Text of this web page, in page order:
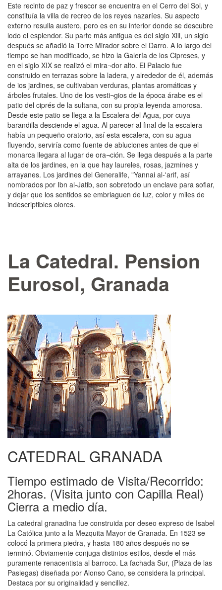
Este recinto de paz y frescor se encuentra en el Cerro del Sol, y
constituía la villa de recreo de los reyes nazaríes. Su aspecto
externo resulla austero, pero es en su interior donde se descubre
lodo el esplendor. Su parte más antigua es del siglo Xlll, un siglo
después se añadió la Torre Mirador sobre el Darro. A lo largo del
tiempo se han modificado, se hizo la Galería de los Cipreses, y
en el siglo XIX se realizó el mira¬dor alto. El Palacio fue
construido en terrazas sobre la ladera, y alrededor de él, además
de ios jardines, se cultivaban verduras, plantas aromáticas y
árboles frutales. Uno de los vesti¬gios de la época árabe es el
patio del ciprés de la sultana, con su propia leyenda amorosa.
Desde este patio se llega a la Escalera del Agua, por cuya
barandilla desciende el agua. Al parecer al final de la escalera
había un pequeño oratorio, así esta escalera, con su agua
fluyendo, serviría como fuente de abluciones antes de que el
monarca llegara al lugar de ora¬ción. Se llega después a la parte
alta de los jardines, en la que hay laureles, rosas, jazmines y
arrayanes. Los jardines del Generalife, "Yannai al-'arif, así
nombrados por Ibn al-Jatib, son sobretodo un enclave para soflar,
y dejar que los sentidos se embriaguen de luz, color y miles de
indescriptibles olores.
La Catedral. Pension
Eurosol, Granada
CATEDRAL GRANADA
Tiempo estimado de Visita/Recorrido:
2horas. (Visita junto con Capilla Real)
Cierra a medio día.
La catedral granadina fue construida por deseo expreso de Isabel
La Católica junto a la Mezquita Mayor de Granada. En 1523 se
colocó la primera piedra, y hasta 180 años después no se
terminó. Obviamente conjuga distintos estilos, desde el más
puramente renacentista al barroco. La fachada Sur, (Plaza de las
Pasiegas) diseñada por Alonso Cano, se considera la principal.
Destaca por su originalidad y sencillez.